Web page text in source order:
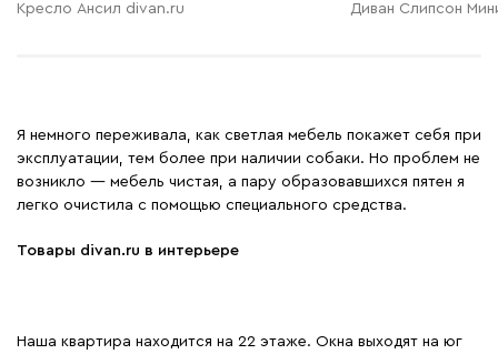
Кресло Ансил divan.ru Диван Слипсон
Я немного переживала, как светлая мебель покажет себя при
эксплуатации, тем более при наличии собаки. Но проблем не
возникло — мебель чистая, а пару образовавшихся пятен я
легко очистила с помощью специального средства.
Товары divan.ru в интерьере
Наша квартира находится на 22 этаже. Окна выходят на юг